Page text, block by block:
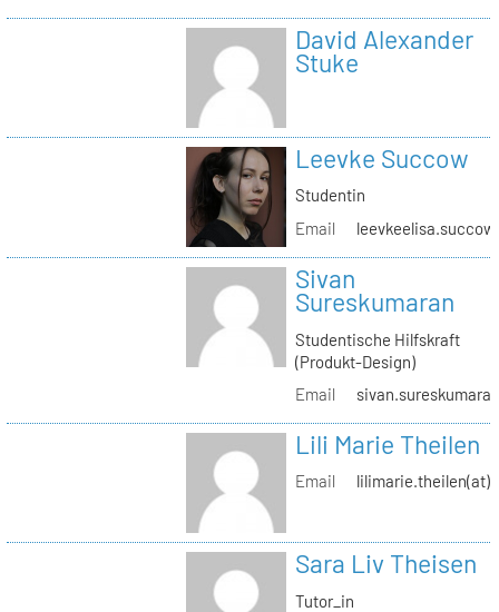
David Alexander
Stuke
Leevke Succow
Studentin
Email
Sivan
Sureskumaran
Studentische Hilfskraft
(Produkt-Design)
Email
Lili Marie Theilen
Email
Sara Liv Theisen
Tutor_in